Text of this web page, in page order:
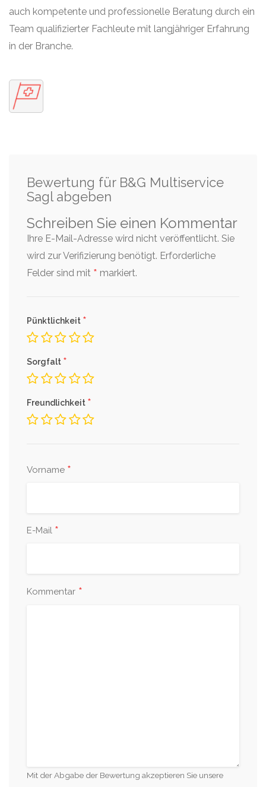
auch kompetente und professionelle Beratung durch ein
Team qualifizierter Fachleute mit langjähriger Erfahrung
in der Branche.
Bewertung für B&G Multiservice
Sagl abgeben
Schreiben Sie einen Kommentar
Ihre E-Mail-Adresse wird nicht veröffentlicht. Sie
wird zur Verifizierung benötigt. Erforderliche
Felder sind mit * markiert.
Pünktlichkeit *
Sorgfalt *
Freundlichkeit *
Vorname *
E-Mail *
Kommentar *
Mit der Abgabe der Bewertung akzeptieren Sie unsere